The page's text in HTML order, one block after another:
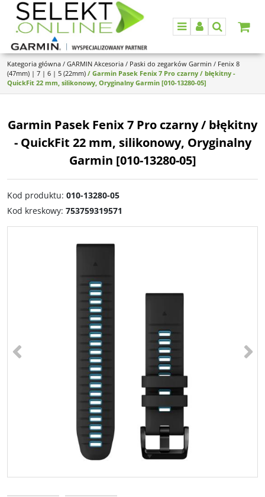
MenuPanelSzukaj
Kategoria główna / GARMIN Akcesoria / Paski do zegarków Garmin / Fenix 8
(47mm) | 7 | 6 | 5 (22mm) / Garmin Pasek Fenix 7 Pro czarny / błękitny -
QuickFit 22 mm, silikonowy, Oryginalny Garmin [010-13280-05]
Garmin Pasek Fenix 7 Pro czarny / błękitny
- QuickFit 22 mm, silikonowy, Oryginalny
Garmin [010-13280-05]
Kod produktu: 010-13280-05
Kod kreskowy: 753759319571
<